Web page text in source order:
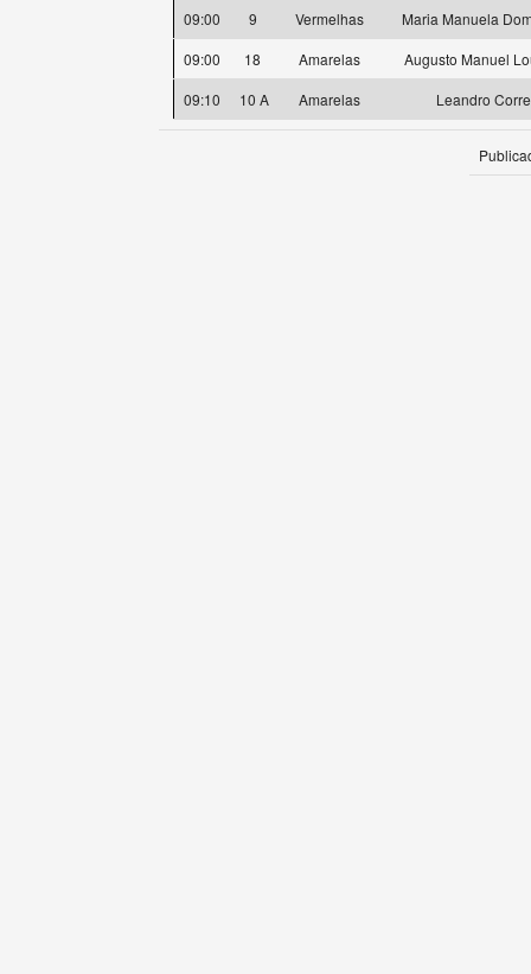
09:00 9 Vermelhas
Maria Manuela
09:00
18 Amarelas
Augusto Manuel
09:10
10 A Amarelas Leandro